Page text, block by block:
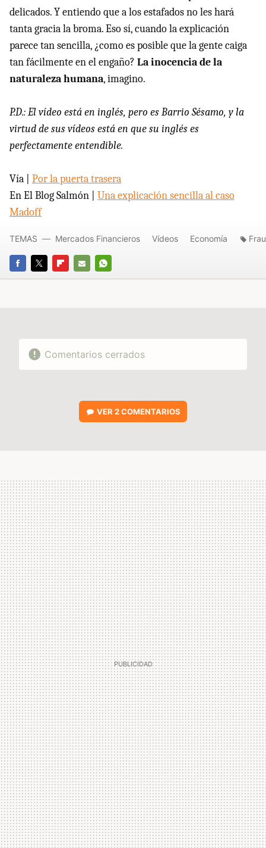
delicados. Y entiendo que a los estafados no les hará
tanta gracia la broma. Eso sí, cuando la explicación
parece tan sencilla, ¿como es posible que la gente caiga
tan fácilmente en el engaño? La inocencia de la
naturaleza humana, imagino.
P.D.: El vídeo está en inglés, pero es Barrio Sésamo, y la
virtud de sus vídeos está en que su inglés es
perfectamente entendible.
Vía | Por la puerta trasera
En El Blog Salmón | Una explicación sencilla al caso
Madoff
FACEBOOK
TWITTERFLIPBOARD
E-
WHATSAPP
TEMAS Mercados Financieros Vídeos Economía
Comentarios cerrados
VER2 COMENTARIOS